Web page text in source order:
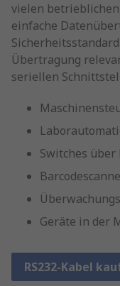
vielen
einfache
Übertragung
seriellen
Switches über
Geräte in der
RS232-Kabel